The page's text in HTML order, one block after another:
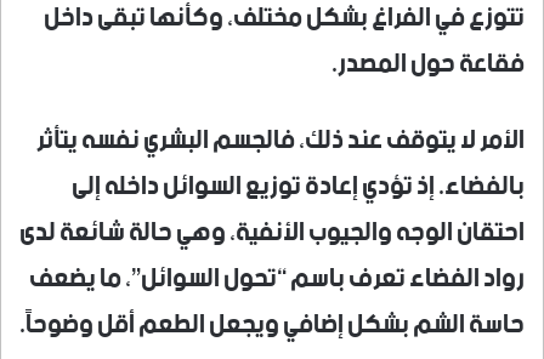
تتوزع في الفراغ بشكل مختلف، وكأنها تبقى داخل
فقاعة حول المصدر.
الأمر لا يتوقف عند ذلك، فالجسم البشري نفسه يتأثر
بالفضاء. إذ تؤدي إعادة توزيع السوائل داخله إلى
احتقان الوجه والجيوب الأنفية، وهي حالة شائعة لدى
رواد الفضاء تعرف باسم “تحول السوائل”، ما يضعف
حاسة الشم بشكل إضافي ويجعل الطعم أقل وضوحاً.